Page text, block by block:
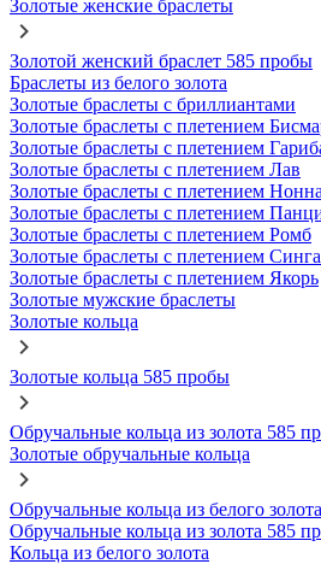
Золотые женские браслеты
Золотой женский браслет 585 пробы
Браслеты из белого золота
Золотые браслеты с бриллиантами
Золотые браслеты с плетением
Золотые браслеты с плетением
Золотые браслеты с плетением Лав
Золотые браслеты с плетением Нонна
Золотые браслеты с плетением
Золотые браслеты с плетением Ромб
Золотые браслеты с плетением
Золотые браслеты с плетением Якорь
Золотые мужские браслеты
Золотые кольца
Золотые кольца 585 пробы
Обручальные кольца из золота 585
Золотые обручальные кольца
Обручальные кольца из белого золота
Обручальные кольца из золота 585
Кольца из белого золота